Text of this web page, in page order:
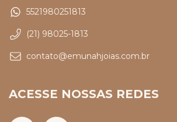
5521980251813
(21) 98025-1813
contato@emunahjoias.com.br
ACESSE NOSSAS REDES